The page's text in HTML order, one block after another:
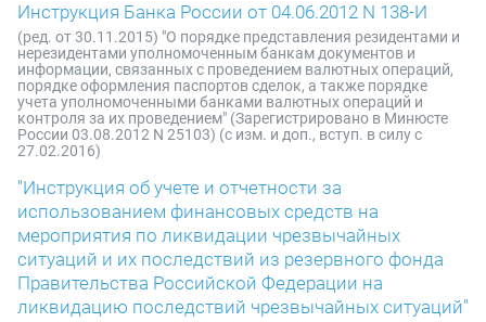
Инструкция Банка России от 04.06.2012 N 138-И
(ред. от 30.11.2015) "О порядке представления резидентами и
нерезидентами уполномоченным банкам документов и
информации, связанных с проведением валютных операций,
порядке оформления паспортов сделок, а также порядке
учета уполномоченными банками валютных операций и
контроля за их проведением" (Зарегистрировано в Минюсте
России 03.08.2012 N 25103) (с изм. и доп., вступ. в силу с
27.02.2016)
"Инструкция об учете и отчетности за
использованием финансовых средств на
мероприятия по ликвидации чрезвычайных
ситуаций и их последствий из резервного фонда
Правительства Российской Федерации на
ликвидацию последствий чрезвычайных ситуаций"